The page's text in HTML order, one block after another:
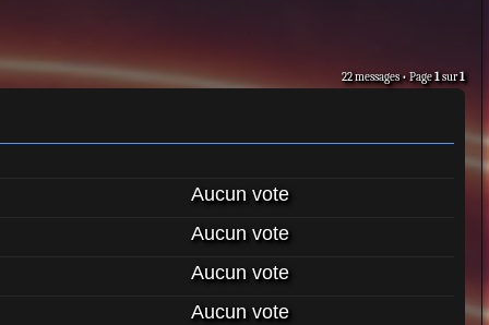
22 messages • Page1sur1
Aucun vote
Aucun vote
Aucun vote
Aucun vote